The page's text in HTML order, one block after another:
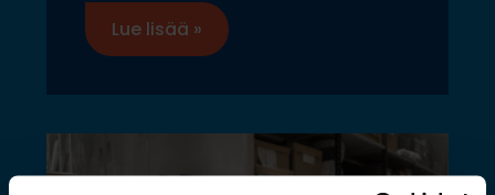
Lue lisää »